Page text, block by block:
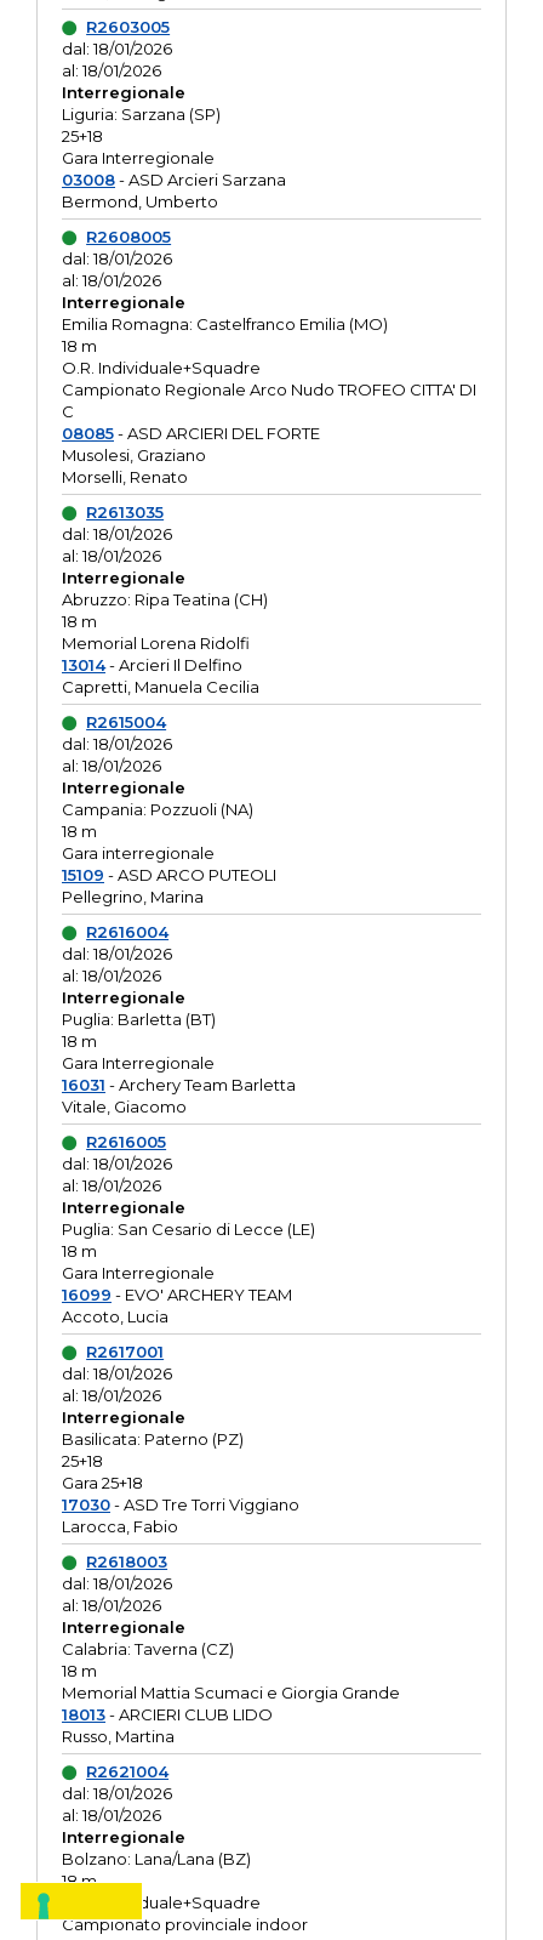
R2603005
dal: 18/01/2026
al: 18/01/2026
Interregionale
Liguria: Sarzana (SP)
25+18
Gara Interregionale
03008- ASD Arcieri Sarzana
Bermond, Umberto
R2608005
dal: 18/01/2026
al: 18/01/2026
Interregionale
Emilia Romagna: Castelfranco Emilia (MO)
18 m
O.R. Individuale+Squadre
Campionato Regionale Arco Nudo TROFEO CITTA' DI
C
08085- ASD ARCIERI DEL FORTE
Musolesi, Graziano
Morselli, Renato
R2613035
dal: 18/01/2026
al: 18/01/2026
Interregionale
Abruzzo: Ripa Teatina (CH)
18 m
Memorial Lorena Ridolfi
13014- Arcieri Il Delfino
Capretti, Manuela Cecilia
R2615004
dal: 18/01/2026
al: 18/01/2026
Interregionale
Campania: Pozzuoli (NA)
18 m
Gara interregionale
15109 - ASD ARCO PUTEOLI
Pellegrino, Marina
R2616004
dal: 18/01/2026
al: 18/01/2026
Interregionale
Puglia: Barletta (BT)
18 m
Gara Interregionale
16031 - Archery Team Barletta
Vitale, Giacomo
R2616005
dal: 18/01/2026
al: 18/01/2026
Interregionale
Puglia: San Cesario di Lecce (LE)
18 m
Gara Interregionale
16099 - EVO' ARCHERY TEAM
Accoto, Lucia
R2617001
dal: 18/01/2026
al: 18/01/2026
Interregionale
Basilicata: Paterno (PZ)
25+18
Gara 25+18
17030- ASD Tre Torri Viggiano
Larocca, Fabio
R2618003
dal: 18/01/2026
al: 18/01/2026
Interregionale
Calabria: Taverna (CZ)
18 m
Memorial Mattia Scumaci e Giorgia Grande
18013- ARCIERI CLUB LIDO
Russo, Martina
R2621004
dal: 18/01/2026
al: 18/01/2026
Interregionale
Bolzano: Lana/Lana (BZ)
18 m
O.R. Individuale+Squadre
Campionato provinciale indoor